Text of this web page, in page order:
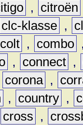
, citroën
clc-klasse ,
colt , combo ,
, connect ,
corona ,
, country ,
cross ,